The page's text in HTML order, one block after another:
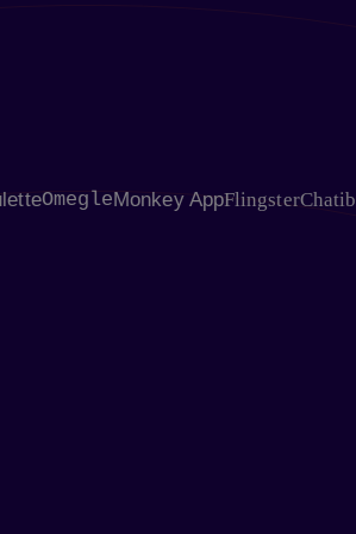
Monkey AppFlingsterChatib